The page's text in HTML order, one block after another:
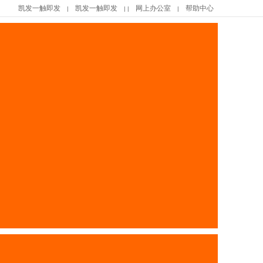
凯发一触即发 | 凯发一触即发 | | 网上办公室 | 帮助中心